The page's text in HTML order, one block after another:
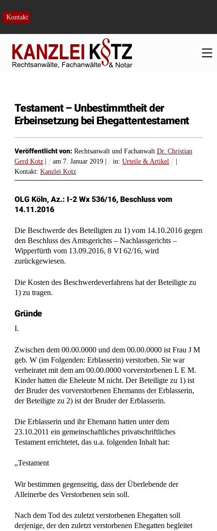
content
Kontakt
Testament – Unbestimmtheit der
Erbeinsetzung bei Ehegattentestament
Veröffentlicht von: Rechtsanwalt und Fachanwalt Dr. Christian
Gerd Kotz
am 7.Januar 2019 in:Urteile & Artikel
Kontakt: Kanzlei Kotz
OLG Köln, Az.: I-2 Wx 536/16, Beschluss vom
14.11.2016
Die Beschwerde des Beteiligten zu 1) vom 14.10.2016 gegen
den Beschluss des Amtsgerichts – Nachlassgerichts –
Wipperfürth vom 13.09.2016, 8 VI 62/16, wird
zurückgewiesen.
Die Kosten des Beschwerdeverfahrens hat der Beteiligte zu
1) zu tragen.
Gründe
I.
Zwischen dem 00.00.0000 und dem 00.00.0000 ist Frau J M
geb. W (im Folgenden: Erblasserin) verstorben. Sie war
verheiratet mit dem am 00.00.0000 vorverstorbenen L E M.
Kinder hatten die Eheleute M nicht. Der Beteiligte zu 1) ist
der Bruder des vorverstorbenen Ehemanns der Erblasserin,
der Beteiligte zu 2) ist der Bruder der Erblasserin.
Die Erblasserin und ihr Ehemann hatten unter dem
23.10.2011 ein gemeinschaftliches privatschriftliches
Testament errichtetet, das u.a. folgenden Inhalt hat:
„Testament
Wir bestimmen gegenseitig, dass der Überlebende der
Alleinerbe des Verstorbenen sein soll.
Nach dem Tod des zuletzt verstorbenen Ehegatten soll
derjenige, der den zuletzt verstorbenen Ehegatten begleitet